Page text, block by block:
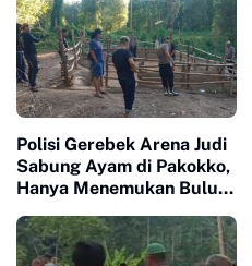
Polisi Gerebek Arena Judi
Sabung Ayam di Pakokko,
Hanya Menemukan Bulu
Ayam